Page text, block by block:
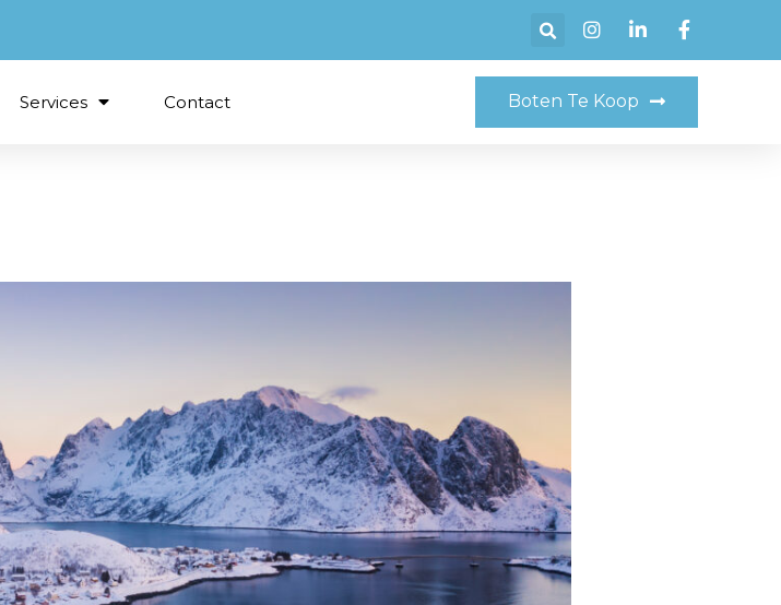
Services Contact Boten Te Koop